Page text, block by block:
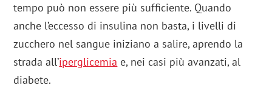
tempo può non essere più sufficiente. Quando
anche l’eccesso di insulina non basta, i livelli di
zucchero nel sangue iniziano a salire, aprendo la
strada all’iperglicemia e, nei casi più avanzati, al
diabete.